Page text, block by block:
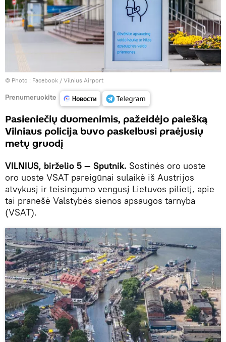
© Photo : Facebook / Vilnius Airport
Prenumeruokite
Pasieniečių duomenimis, pažeidėjo paiešką
Vilniaus policija buvo paskelbusi praėjusių
metų gruodį
VILNIUS, birželio 5 — Sputnik. Sostinės oro uoste
oro uoste VSAT pareigūnai sulaikė iš Austrijos
atvykusį ir teisingumo vengusį Lietuvos pilietį, apie
tai pranešė Valstybės sienos apsaugos tarnyba
(VSAT).